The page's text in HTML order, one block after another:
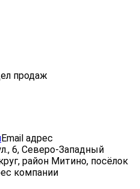
продаж
Email адрес
6, Северо-Западный
район Митино, посёлок
компании